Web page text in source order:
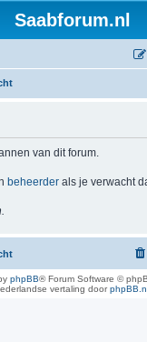
Saabforum.nl
van dit forum.
beheerder als je verwacht
phpBB® Forum Software ©
vertaling door